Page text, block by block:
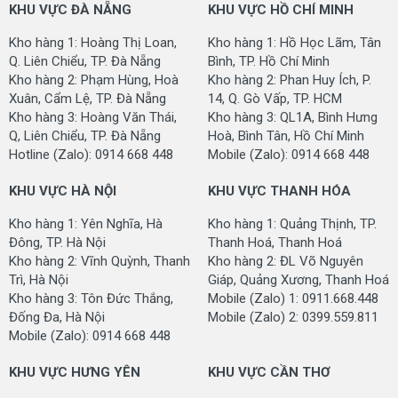
của sợi thảm.
Về mặt hoa văn thì dòng thảm trải sànnày chỉ có màu
trơn rất đơn giản nên hầu như phù hợp với nhiều dạng
công trình. Những công trình thường sử dụng dòng
thảm trải sàn này là công trình văn phòng làm việc, các
công trình hội trường, sân khấu và khách sạn.
ỨNG DỤNG THỰC TẾ CỦA SẢN PHẨM
- Sử dụng trải sàn văn phòng làm việc
- Sử dụng trải sàn hội trường, sân khấu, phòng tiếp
khách
- Sử dụng sàn sàn quán bida, phòng tập gym
- Sử dụng trải sàn phòng ngủ, hành lang khách sạn
- Sử dụng trải sàn các công trình khác cần sử dụng
thảm trải sàn
VIOTLA
KHU VỰC ĐÀ NẴNG
Kho hàng 1: Hoàng Thị Loan,
Q. Liên Chiểu, TP. Đà Nẵng
Kho hàng 2: Phạm Hùng, Hoà
Xuân, Cẩm Lệ, TP. Đà Nẵng
Kho hàng 3: Hoàng Văn Thái,
Q, Liên Chiểu, TP. Đà Nẵng
Hotline (Zalo): 0914 668 448
KHU VỰC HỒ CHÍ MINH
Kho hàng 1: Hồ Học Lãm, Tân
Bình, TP. Hồ Chí Minh
Kho hàng 2: Phan Huy Ích, P.
14, Q. Gò Vấp, TP. HCM
Kho hàng 3: QL1A, Bình Hưng
Hoà, Bình Tân, Hồ Chí Minh
Mobile (Zalo): 0914 668 448
KHU VỰC HÀ NỘI
Kho hàng 1: Yên Nghĩa, Hà
Đông, TP. Hà Nội
Kho hàng 2: Vĩnh Quỳnh, Thanh
Trì, Hà Nội
Kho hàng 3: Tôn Đức Thắng,
Đống Đa, Hà Nội
Mobile (Zalo): 0914 668 448
KHU VỰC THANH HÓA
Kho hàng 1: Quảng Thịnh, TP.
Thanh Hoá, Thanh Hoá
Kho hàng 2: ĐL Võ Nguyên
Giáp, Quảng Xương, Thanh Hoá
Mobile (Zalo) 1: 0911.668.448
Mobile (Zalo) 2: 0399.559.811
KHU VỰC HƯNG YÊN KHU VỰC CẦN THƠ